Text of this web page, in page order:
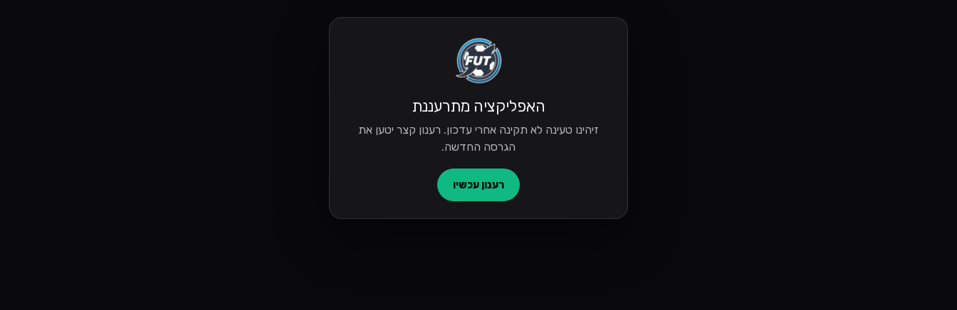
האפליקציה מתרעננת
זיהינו טעינה לא תקינה אחרי עדכון. רענון קצר יטען את
הגרסה החדשה.
רענון עכשיו